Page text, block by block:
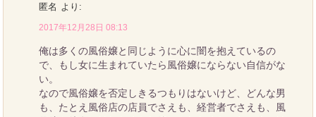
匿名 より:
2017年12月28日 08:13
俺は多くの風俗嬢と同じように心に闇を抱えているの
で、もし女に生まれていたら風俗嬢にならない自信がな
い。
なので風俗嬢を否定しきるつもりはないけど、どんな男
も、たとえ風俗店の店員でさえも、経営者でさえも、風